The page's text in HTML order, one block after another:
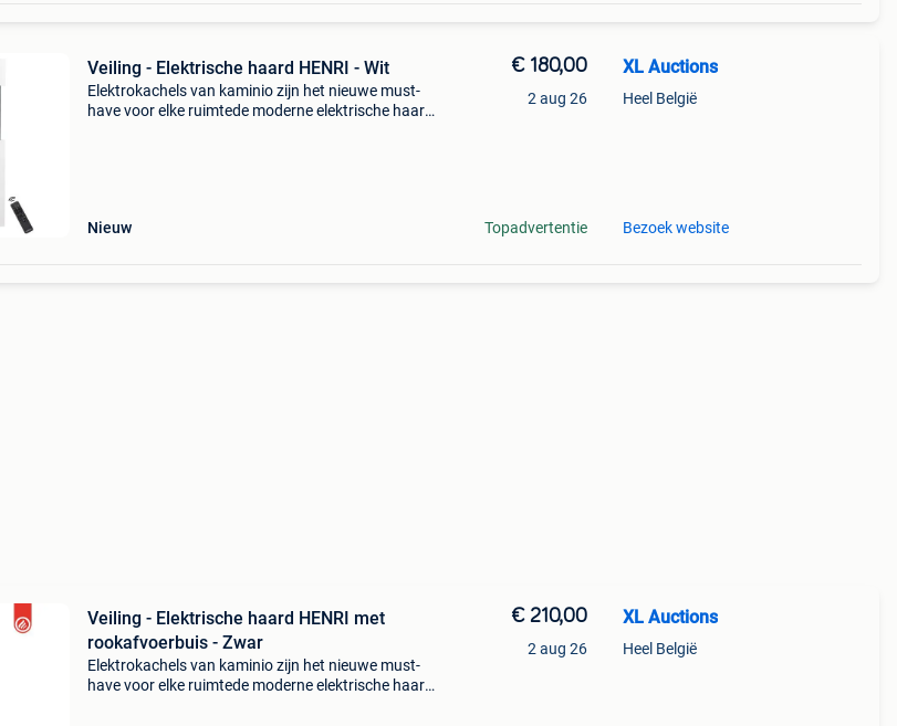
Veiling - Elektrische haard HENRI - Wit
Elektrokachels van kaminio zijn het nieuwe must-
have voor elke ruimtede moderne elektrische haard
Nieuw
€ 180,00
2 aug 26
Topadvertentie
XL Auctions
Heel België
Bezoek website
Veiling - Elektrische haard HENRI met
rookafvoerbuis - Zwar
Elektrokachels van kaminio zijn het nieuwe must-
have voor elke ruimtede moderne elektrische haard
€ 210,00
2 aug 26
XL Auctions
Heel België